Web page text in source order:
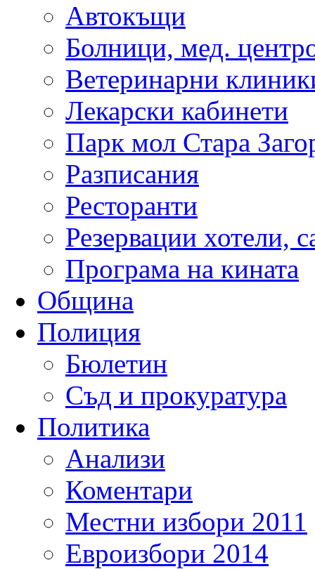
Автокъщи
Болници, мед.
Ветеринарни
Лекарски кабинети
Парк мол Стара
Разписания
Ресторанти
Резервации хотели,
Програма на кината
Община
Полиция
Бюлетин
Съд и прокуратура
Политика
Анализи
Коментари
Местни избори 2011
Евроизбори 2014